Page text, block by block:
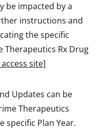
be impacted by a
instructions and
the specific
Rx Drug
site]
Updates can be
Therapeutics
specific Plan Year.